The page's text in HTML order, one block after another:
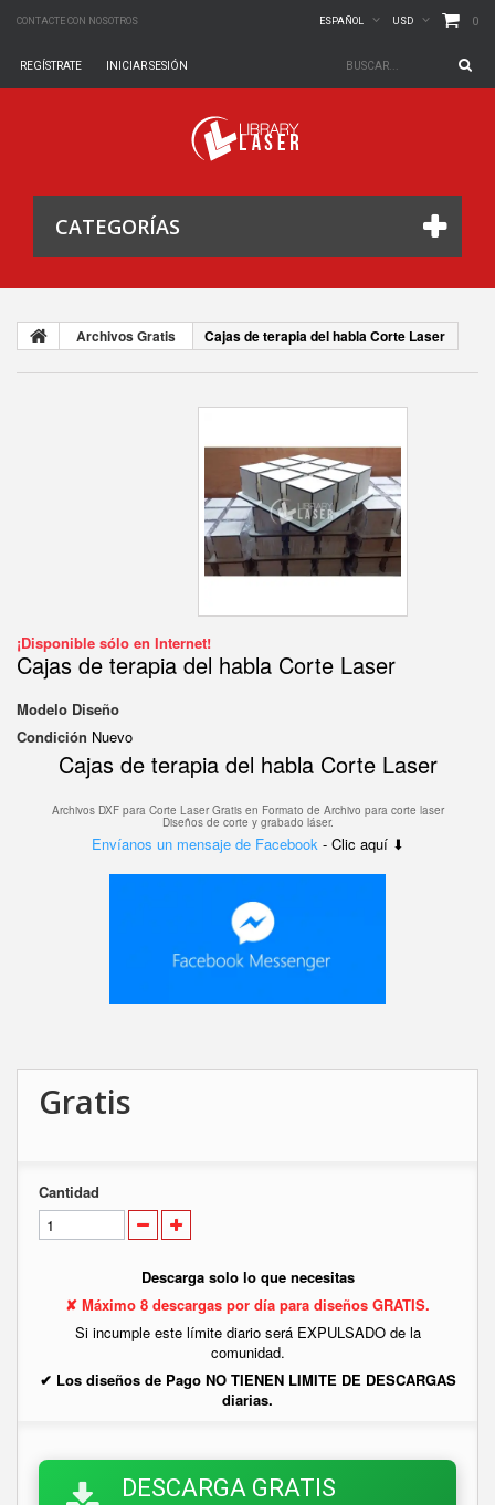
CONTACTE CON NOSOTROS 0
USD
ESPAÑOL
INICIAR SESIÓN
REGÍSTRATE
CATEGORÍAS
Archivos Gratis Cajas de terapia del habla Corte Laser
¡Disponible sólo en Internet!
Cajas de terapia del habla Corte Laser
Modelo Diseño
Condición Nuevo
Cajas de terapia del habla Corte Laser
Archivos DXF para Corte Laser Gratis en Formato de Archivo para corte laser
Diseños de corte y grabado láser.
Envíanos un mensaje de Facebook - Clic aquí ⬇
Gratis
Cantidad
Descarga solo lo que necesitas
✘ Máximo 8 descargas por día para diseños GRATIS.
Si incumple este límite diario será EXPULSADO de la
comunidad.
✔ Los diseños de Pago NO TIENEN LIMITE DE DESCARGAS
diarias.
DESCARGA GRATIS